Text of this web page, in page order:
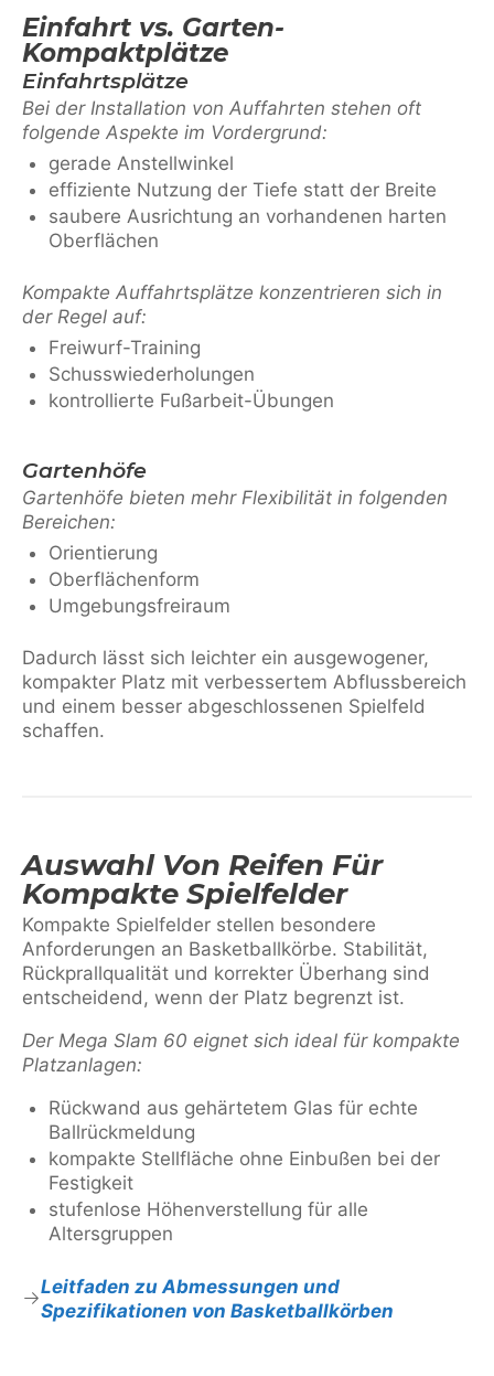
Einfahrt vs. Garten-
Kompaktplätze
Einfahrtsplätze
Bei der Installation von Auffahrten stehen oft
folgende Aspekte im Vordergrund:
gerade Anstellwinkel
effiziente Nutzung der Tiefe statt der Breite
saubere Ausrichtung an vorhandenen harten
Oberflächen
Kompakte Auffahrtsplätze konzentrieren sich in
der Regel auf:
Freiwurf-Training
Schusswiederholungen
kontrollierte Fußarbeit-Übungen
Gartenhöfe
Gartenhöfe bieten mehr Flexibilität in folgenden
Bereichen:
Orientierung
Oberflächenform
Umgebungsfreiraum
Dadurch lässt sich leichter ein ausgewogener,
kompakter Platz mit verbessertem Abflussbereich
und einem besser abgeschlossenen Spielfeld
schaffen.
Auswahl Von Reifen Für
Kompakte Spielfelder
Kompakte Spielfelder stellen besondere
Anforderungen an Basketballkörbe. Stabilität,
Rückprallqualität und korrekter Überhang sind
entscheidend, wenn der Platz begrenzt ist.
Der Mega Slam 60 eignet sich ideal für kompakte
Platzanlagen:
Rückwand aus gehärtetem Glas für echte
Ballrückmeldung
kompakte Stellfläche ohne Einbußen bei der
Festigkeit
stufenlose Höhenverstellung für alle
Altersgruppen
Leitfaden zu Abmessungen und
Spezifikationen von Basketballkörben